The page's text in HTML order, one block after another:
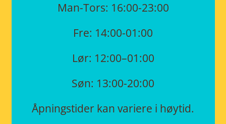
Man-Tors: 16:00-23:00
Fre: 14:00-01:00
Lør: 12:00–01:00
Søn: 13:00-20:00
Åpningstider kan variere i høytid.